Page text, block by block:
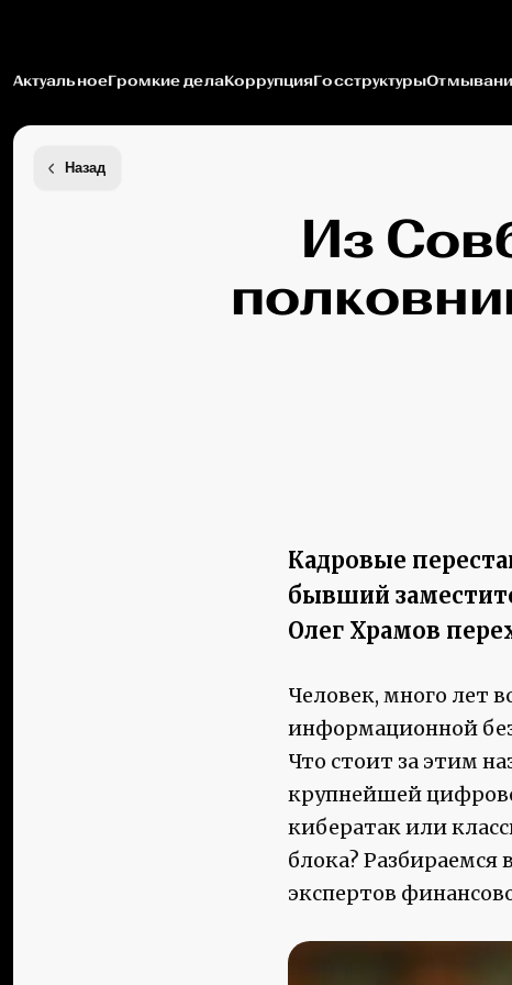
АктуальноеГромкие делаКоррупцияГосструктуры
Назад
Из
Кадровые
бывший
Олег Храмов
Человек, много лет
информационной
Что стоит за этим
крупнейшей
кибератак или
блока? Разбираемся
экспертов